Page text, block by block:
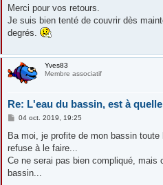
s
a
g
e
Merci pour vos retours.
Je suis bien tenté de couvrir dès
degrés.
Yves83
Membre associatif
Re: L'eau du bassin, est à
M
s
a
g
04 oct. 2019, 19:25
Ba moi, je profite de mon bassin
refuse à le faire...
Ce ne serai pas bien compliqué, mais
bassin...